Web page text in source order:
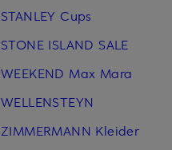
STANLEY Cups
STONE ISLAND SALE
WEEKEND Max Mara
WELLENSTEYN
ZIMMERMANN Kleider